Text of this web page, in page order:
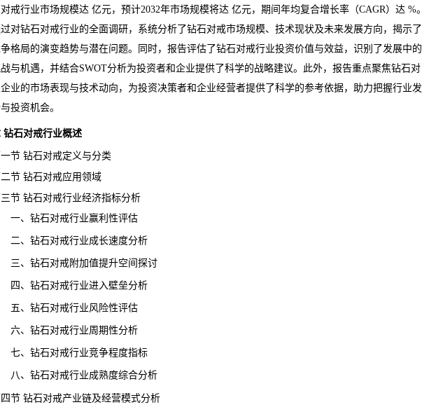
戒行业市场规模达 亿元，预计2032年市场规模将达 亿元，期间年均复合增长率（CAGR）达 %。
对钻石对戒行业的全面调研，系统分析了钻石对戒市场规模、技术现状及未来发展方向，揭示了
格局的演变趋势与潜在问题。同时，报告评估了钻石对戒行业投资价值与效益，识别了发展中的
与机遇，并结合SWOT分析为投资者和企业提供了科学的战略建议。此外，报告重点聚焦钻石对
业的市场表现与技术动向，为投资决策者和企业经营者提供了科学的参考依据，助力把握行业发
与投资机会。
钻石对戒行业概述
钻石对戒定义与分类
钻石对戒应用领域
钻石对戒行业经济指标分析
石对戒行业赢利性评估
石对戒行业成长速度分析
石对戒附加值提升空间探讨
石对戒行业进入壁垒分析
石对戒行业风险性评估
石对戒行业周期性分析
石对戒行业竞争程度指标
石对戒行业成熟度综合分析
钻石对戒产业链及经营模式分析